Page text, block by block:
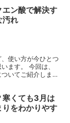
ン酸で解決す
汚れ
使い方が今ひとつ
ます。 今回は、
いてご紹介しま
くても3月は
をわかりやす